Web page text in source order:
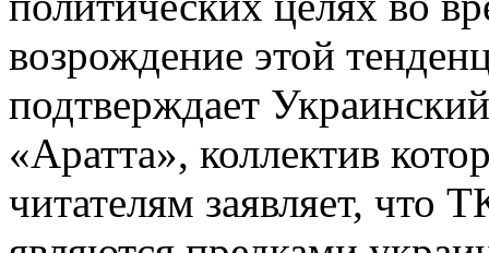
возрождение этой
подтверждает
«Аратта», коллектив
читателям заявляет, что